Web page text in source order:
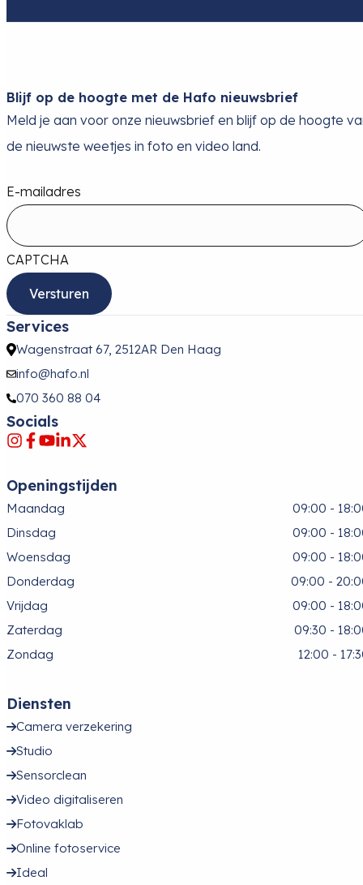
Blijf op de hoogte met de Hafo nieuwsbrief
Meld je aan voor onze nieuwsbrief en blijf op de hoogte
de nieuwste weetjes in foto en video land.
E-mailadres
CAPTCHA
Services
Wagenstraat 67, 2512AR Den Haag
info@hafo.nl
070 360 88 04
Socials
Openingstijden
Maandag
09:00 -
Dinsdag
09:00 -
Woensdag
09:00 -
Donderdag
09:00 -
Vrijdag
09:00 -
Zaterdag
09:30 -
Zondag
12:00 -
Diensten
Camera verzekering
Studio
Sensorclean
Video digitaliseren
Fotovaklab
Online fotoservice
Ideal